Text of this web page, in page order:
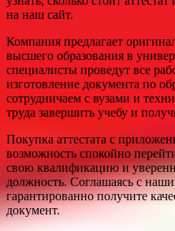
на наш сайт.
Компания предлагает
высшего образования в
специалисты проведут все
изготовление документа по
сотрудничаем с вузами и
труда завершить учебу и
Покупка аттестата с
возможность спокойно
свою квалификацию и
должность. Соглашаясь с
гарантированно получите
документ.